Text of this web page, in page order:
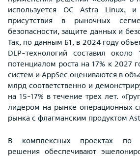
используется ОС Astra Linux,
присутствия в рыночных
безопасности, защите данных и
Так, по данным Б1, в 2024 году
DLP-технологий составил
потенциалом роста на 17% к 2027
систем и AppSec оцениваются в
млрд соответственно и
на 15-17% в течение трех лет.
лидером на рынке операционных
рынка с флагманским продуктом
В комплексных проектах по
решения обеспечивают